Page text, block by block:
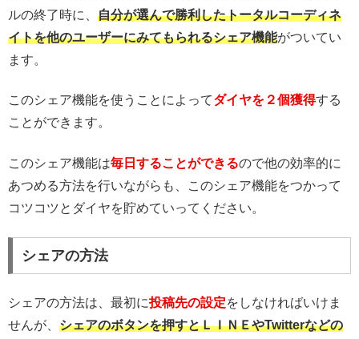
ルの終了時に、 自分が選んで勝利したトータルコーディネ
イトを他のユーザーにみてもられるシェア機能がついてい
ます。
このシェア機能を使うことによってダイヤを２個獲得する
ことができます。
このシェア機能は毎日することができるので他の効率的に
あつめる方法を行いながらも、このシェア機能をつかって
コツコツとダイヤを貯めていってください。
シェアの方法
シェアの方法は、最初に投稿先の設定をしなければいけま
せんが、 シェアのボタンを押すとＬＩＮＥやTwitterなどの